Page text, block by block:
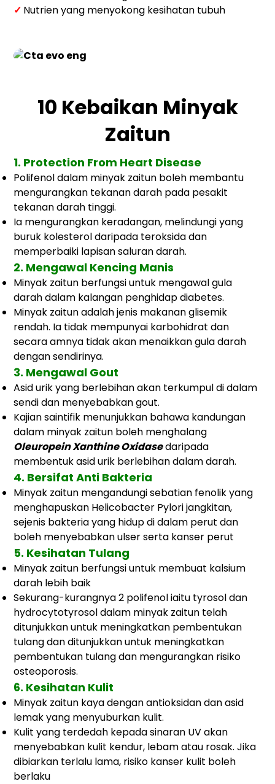
✓ Nutrien yang menyokong kesihatan tubuh
10 Kebaikan Minyak
Zaitun
1. Protection From Heart Disease
Polifenol dalam minyak zaitun boleh membantu
mengurangkan tekanan darah pada pesakit
tekanan darah tinggi.
Ia mengurangkan keradangan, melindungi yang
buruk kolesterol daripada teroksida dan
memperbaiki lapisan saluran darah.
2. Mengawal Kencing Manis
Minyak zaitun berfungsi untuk mengawal gula
darah dalam kalangan penghidap diabetes.
Minyak zaitun adalah jenis makanan glisemik
rendah. Ia tidak mempunyai karbohidrat dan
secara amnya tidak akan menaikkan gula darah
dengan sendirinya.
3. Mengawal Gout
Asid urik yang berlebihan akan terkumpul di dalam
sendi dan menyebabkan gout.
Kajian saintifik menunjukkan bahawa kandungan
dalam minyak zaitun boleh menghalang
Oleuropein XanthineOxidasedaripada
membentuk asid urik berlebihan dalamdarah.
4. Bersifat Anti Bakteria
Minyak zaitun mengandungisebatian fenolikyang
menghapuskan Helicobacter Pylorijangkitan,
sejenis bakteria yang hidup di dalam perut dan
boleh menyebabkan ulser serta kanser perut
5. Kesihatan Tulang
Minyak zaitun berfungsi untuk membuat kalsium
darah lebih baik
Sekurang-kurangnya 2 polifenol iaitu tyrosol dan
hydrocytotyrosol dalam minyak zaitun telah
ditunjukkan untuk meningkatkan pembentukan
tulang dan ditunjukkan untuk meningkatkan
pembentukan tulang dan mengurangkan risiko
osteoporosis.
6. Kesihatan Kulit
Minyak zaitun kaya dengan antioksidan dan asid
lemak yang menyuburkan kulit.
Kulit yang terdedah kepada sinaran UV akan
menyebabkan kulit kendur, lebam atau rosak. Jika
dibiarkan terlalu lama, risiko kanser kulit boleh
berlaku